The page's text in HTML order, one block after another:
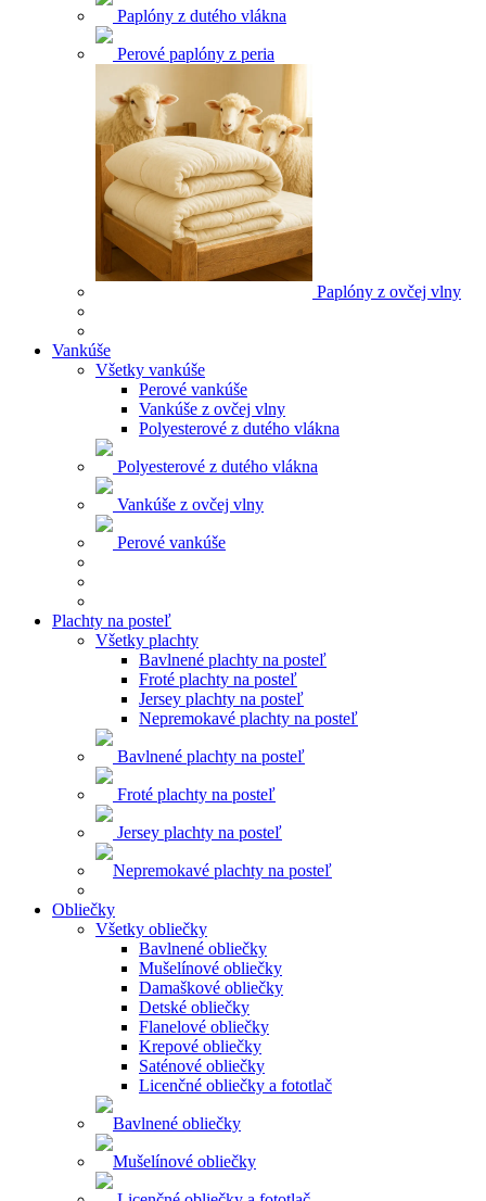
Paplóny z dutého vlákna
Perové paplóny z peria
Paplóny z ovčej vlny
Vankúše
Všetky vankúše
Perové vankúše
Vankúše z ovčej vlny
Polyesterové z dutého vlákna
Polyesterové z dutého vlákna
Vankúše z ovčej vlny
Perové vankúše
Plachty na posteľ
Všetky plachty
Bavlnené plachty na posteľ
Froté plachty na posteľ
Jersey plachty na posteľ
Nepremokavé plachty na posteľ
Bavlnené plachty na posteľ
Froté plachty na posteľ
Jersey plachty na posteľ
Nepremokavé plachty na posteľ
Obliečky
Všetky obliečky
Bavlnené obliečky
Mušelínové obliečky
Damaškové obliečky
Detské obliečky
Flanelové obliečky
Krepové obliečky
Saténové obliečky
Licenčné obliečky a fototlač
Bavlnené obliečky
Mušelínové obliečky